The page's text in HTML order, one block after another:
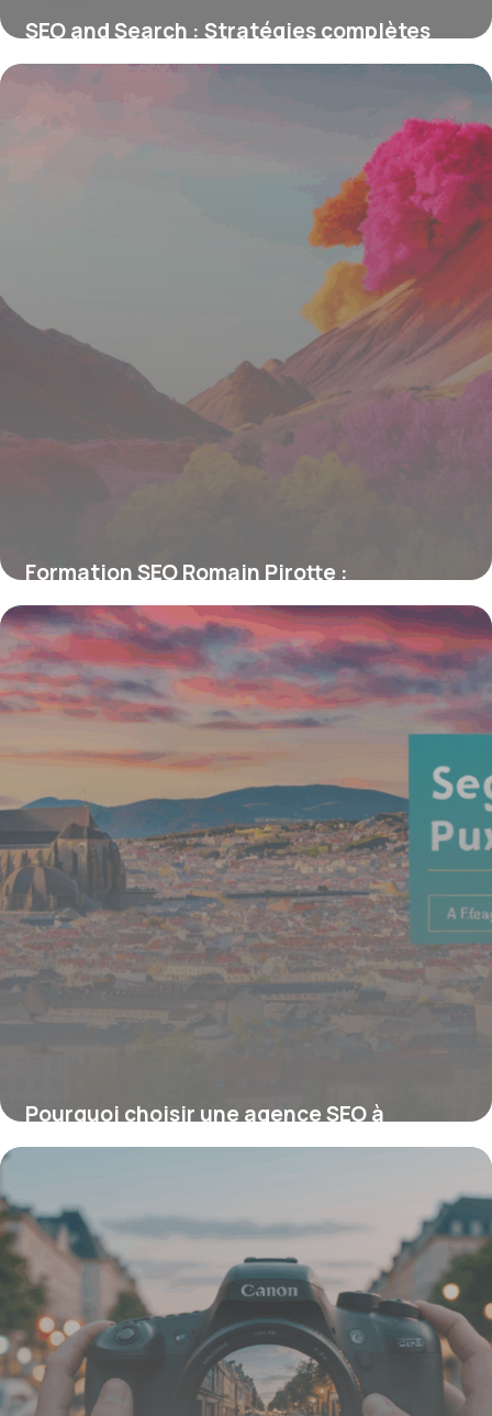
SEO and Search : Stratégies complètes
2026
Formation SEO Romain Pirotte :
Développez une Stratégie de
Référencement Efficace et Rentable
16 juin 2026
Pourquoi choisir une agence SEO à
Clermont-Ferrand pour dynamiser votre
16 juin 2026